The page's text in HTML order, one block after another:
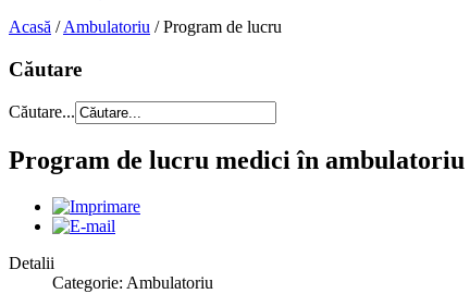
Acasă /Ambulatoriu /Program de lucru
Căutare
Căutare...
Program de lucru medici în
Detalii
Categorie: Ambulatoriu